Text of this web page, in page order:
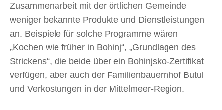
Zusammenarbeit mit der örtlichen Gemeinde
weniger bekannte Produkte und Dienstleistungen
an. Beispiele für solche Programme wären
„Kochen wie früher in Bohinj“, „Grundlagen des
Strickens“, die beide über ein Bohinjsko-Zertifikat
verfügen, aber auch der Familienbauernhof Butul
und Verkostungen in der Mittelmeer-Region.